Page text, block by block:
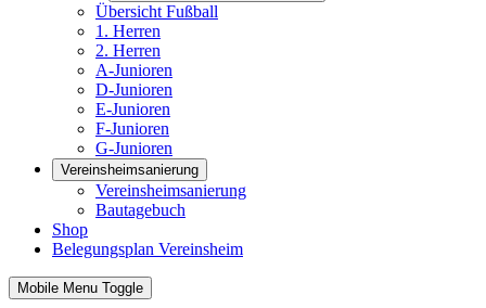
Übersicht Fußball
1. Herren
2. Herren
A-Junioren
D-Junioren
E-Junioren
F-Junioren
G-Junioren
Vereinsheimsanierung
Vereinsheimsanierung
Bautagebuch
Shop
Belegungsplan Vereinsheim
Mobile Menu Toggle